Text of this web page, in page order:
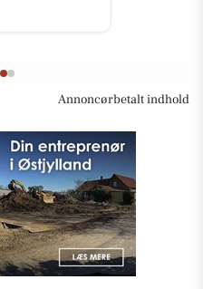
Annoncørbetalt indhold